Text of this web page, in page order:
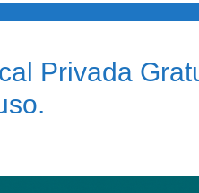
Privada